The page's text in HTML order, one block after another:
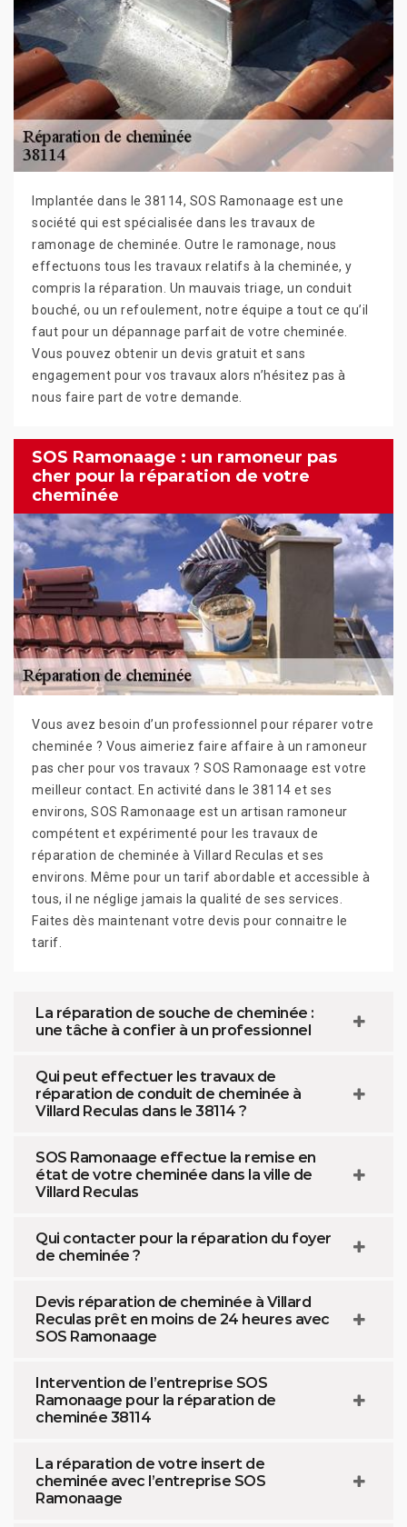
Implantée dans le 38114, SOS Ramonaage est une
société qui est spécialisée dans les travaux de
ramonage de cheminée. Outre le ramonage, nous
effectuons tous les travaux relatifs à la cheminée, y
compris la réparation. Un mauvais triage, un conduit
bouché, ou un refoulement, notre équipe a tout ce qu’il
faut pour un dépannage parfait de votre cheminée.
Vous pouvez obtenir un devis gratuit et sans
engagement pour vos travaux alors n’hésitez pas à
nous faire part de votre demande.
SOS Ramonaage : un ramoneur pas
cher pour la réparation de votre
cheminée
Vous avez besoin d’un professionnel pour réparer votre
cheminée ? Vous aimeriez faire affaire à un ramoneur
pas cher pour vos travaux ? SOS Ramonaage est votre
meilleur contact. En activité dans le 38114 et ses
environs, SOS Ramonaage est un artisan ramoneur
compétent et expérimenté pour les travaux de
réparation de cheminée à Villard Reculas et ses
environs. Même pour un tarif abordable et accessible à
tous, il ne néglige jamais la qualité de ses services.
Faites dès maintenant votre devis pour connaitre le
tarif.
La réparation de souche de cheminée :
une tâche à confier à un professionnel
Qui peut effectuer les travaux de
réparation de conduit de cheminée à
Villard Reculas dans le 38114 ?
SOS Ramonaage effectue la remise en
état de votre cheminée dans la ville de
Villard Reculas
Qui contacter pour la réparation du foyer
de cheminée ?
Devis réparation de cheminée à Villard
Reculas prêt en moins de 24 heures avec
SOS Ramonaage
Intervention de l’entreprise SOS
Ramonaage pour la réparation de
cheminée 38114
La réparation de votre insert de
cheminée avec l’entreprise SOS
Ramonaage